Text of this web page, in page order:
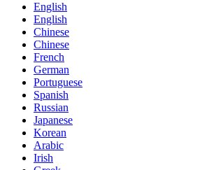
English
English
Chinese
Chinese
French
German
Portuguese
Spanish
Russian
Japanese
Korean
Arabic
Irish